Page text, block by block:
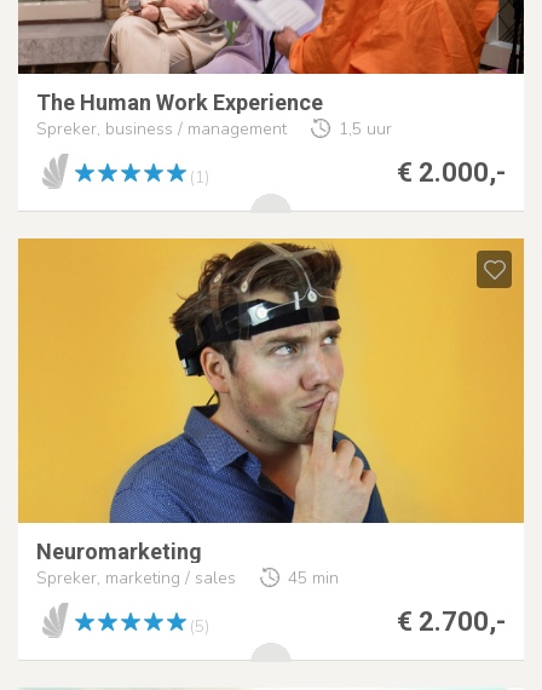
The Human Work Experience
Spreker, business / management 1,5 uur
€ 2.000,-
(1)
Neuromarketing
Spreker, marketing / sales 45 min
€ 2.700,-
(5)